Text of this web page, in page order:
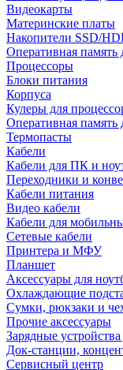
Видеокарты
Материнские платы
Накопители SSD/
Оперативная
Процессоры
Блоки питания
Корпуса
Кулеры для
Оперативная память
Термопасты
Кабели
Кабели для ПК и
Переходники и
Кабели питания
Видео кабели
Кабели для
Сетевые кабели
Принтера и МФУ
Планшет
Аксессуары для
Охлаждающие
Сумки, рюкзаки и
Прочие аксессуары
Зарядные
Док-станции,
Сервисный центр